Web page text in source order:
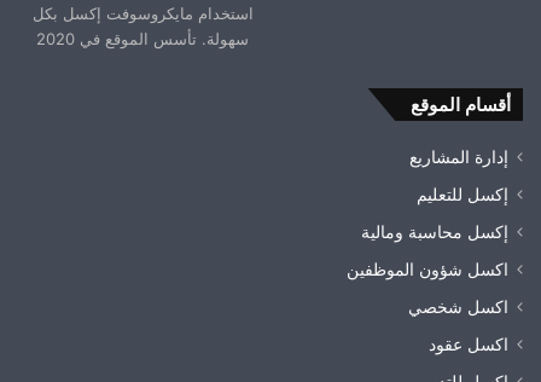
استخدام مايكروسوفت إكسل بكل
سهولة. تأسس الموقع في 2020
أقسام الموقع
إدارة المشاريع
إكسل للتعليم
إكسل محاسبة ومالية
اكسل شؤون الموظفين
اكسل شخصي
اكسل عقود